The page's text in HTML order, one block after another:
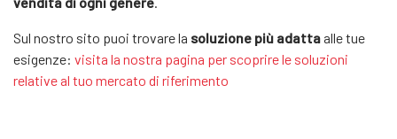
Sul nostro sito puoi trovare la soluzione più adatta alle tue
esigenze: visita la nostra pagina per scoprire le soluzioni
relative al tuo mercato di riferimento